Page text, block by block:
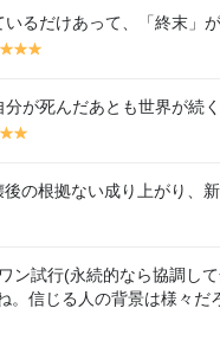
るだけあって、「終末」
y y
lo
w
y
lo
w
lo
が死んだあとも世界が続
y y
lolo
の根拠ない成り上がり、
ン試行(永続的なら協調し
。信じる人の背景は様々だ